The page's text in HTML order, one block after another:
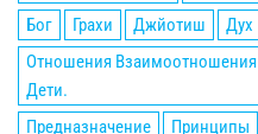
Бог
Грахи Джйотиш Дух
Отношения
Дети.
Предназначение
Принципы